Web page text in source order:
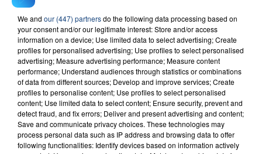
Mr Know It All
TEDDY SWIMS
RADIO CONTACT
We and our (447) partnersdo the following data processing based on
your consent and/or our legitimate interest: Store and/or access
information on a device; Use limited data to select advertising; Create
profiles for personalised advertising; Use profiles to select personalised
advertising; Measure advertising performance; Measure content
performance; Understand audiences through statistics or combinations
of data from different sources; Develop and improve services; Create
profiles to personalise content; Use profiles to select personalised
content; Use limited data to select content; Ensure security, prevent and
detect fraud, and fix errors; Deliver and present advertising and content;
Save and communicate privacy choices. These technologies may
process personal data such as IP address and browsing data to offer
following functionalities: Identify devices based on information actively